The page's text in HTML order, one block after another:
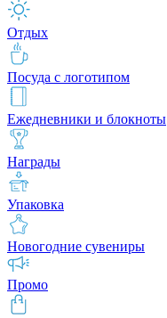
Отдых
Посуда с логотипом
Ежедневники и блокноты
Награды
Упаковка
Новогодние сувениры
Промо